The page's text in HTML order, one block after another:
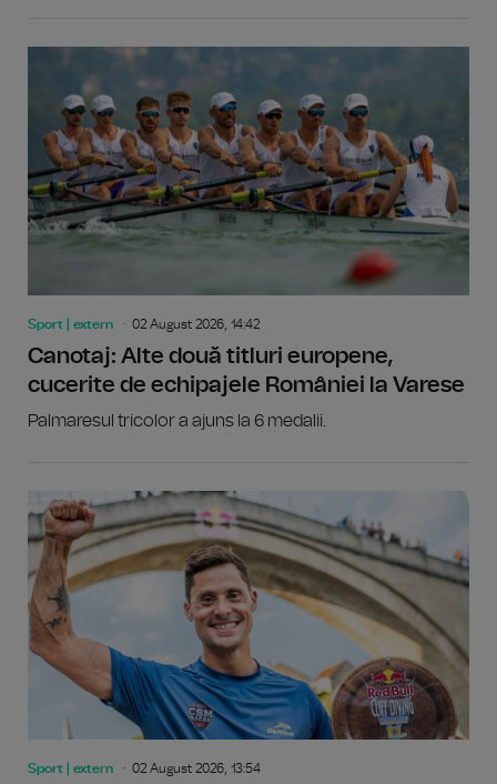
Sport | extern 02 August 2026, 14:42
Canotaj: Alte două titluri europene,
cucerite de echipajele României la Varese
Palmaresul tricolor a ajuns la 6 medalii.
Sport | extern 02 August 2026, 13:54